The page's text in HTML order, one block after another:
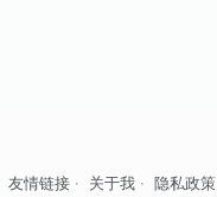
友情链接 · 关于我 · 隐私政策